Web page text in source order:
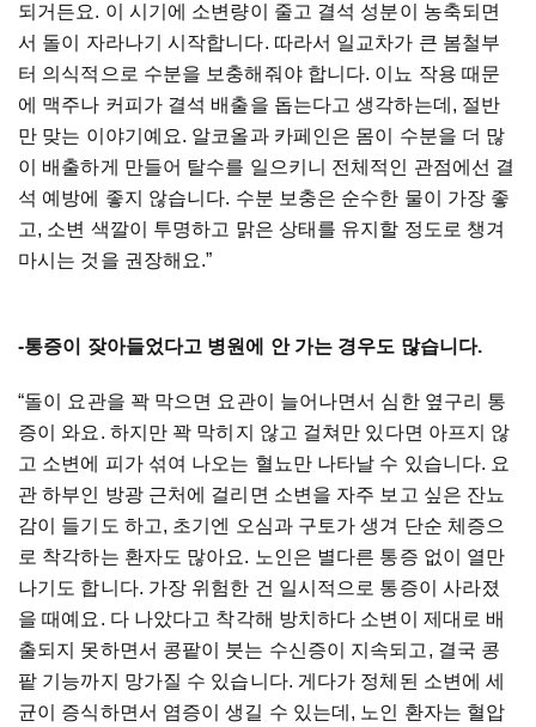
되거든요. 이 시기에 소변량이 줄고 결석 성분이 농축되면
서 돌이 자라나기 시작합니다. 따라서 일교차가 큰 봄철부
터 의식적으로 수분을 보충해줘야 합니다. 이뇨 작용 때문
에 맥주나 커피가 결석 배출을 돕는다고 생각하는데, 절반
만 맞는 이야기예요. 알코올과 카페인은 몸이 수분을 더 많
이 배출하게 만들어 탈수를 일으키니 전체적인 관점에선 결
석 예방에 좋지 않습니다. 수분 보충은 순수한 물이 가장 좋
고, 소변 색깔이 투명하고 맑은 상태를 유지할 정도로 챙겨
마시는 것을 권장해요.”
-통증이 잦아들었다고 병원에 안 가는 경우도 많습니다.
“돌이 요관을 꽉 막으면 요관이 늘어나면서 심한 옆구리 통
증이 와요. 하지만 꽉 막히지 않고 걸쳐만 있다면 아프지 않
고 소변에 피가 섞여 나오는 혈뇨만 나타날 수 있습니다. 요
관 하부인 방광 근처에 걸리면 소변을 자주 보고 싶은 잔뇨
감이 들기도 하고, 초기엔 오심과 구토가 생겨 단순 체증으
로 착각하는 환자도 많아요. 노인은 별다른 통증 없이 열만
나기도 합니다. 가장 위험한 건 일시적으로 통증이 사라졌
을 때예요. 다 나았다고 착각해 방치하다 소변이 제대로 배
출되지 못하면서 콩팥이 붓는 수신증이 지속되고, 결국 콩
팥 기능까지 망가질 수 있습니다. 게다가 정체된 소변에 세
균이 증식하면서 염증이 생길 수 있는데, 노인 환자는 혈압